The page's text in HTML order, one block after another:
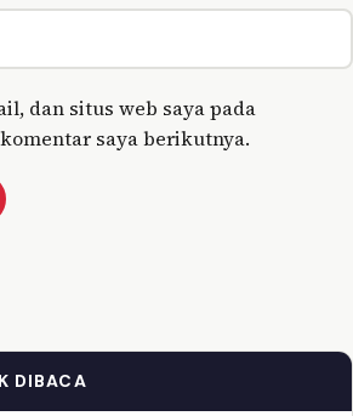
dan situs web saya pada
saya berikutnya.
DIBACA